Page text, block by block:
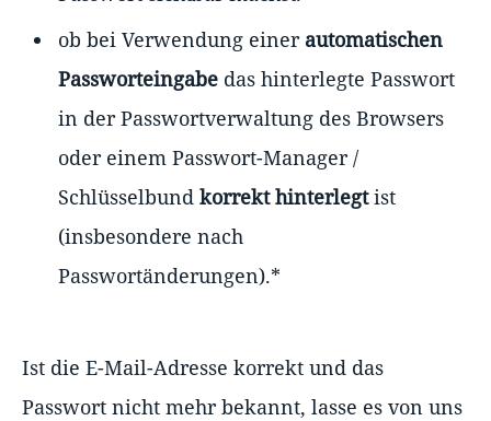
ob bei Verwendung einer automatischen
Passworteingabe das hinterlegte Passwort
in der Passwortverwaltung des Browsers
oder einem Passwort-Manager /
Schlüsselbund korrekt hinterlegtist
(insbesondere nach
Passwortänderungen).*
Ist die E-Mail-Adresse korrekt und das
Passwort nicht mehr bekannt, lasse es von uns